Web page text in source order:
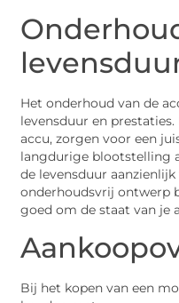
Het onderhoud van de
levensduur en
accu, zorgen voor een
langdurige blootstelling
de levensduur
onderhoudsvrij ontwerp
goed om de staat van je
Bij het kopen van een